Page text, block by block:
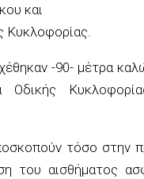
και
Κυκλοφορίας.
-90- μέτρα
τόσο στην
του αισθήματος